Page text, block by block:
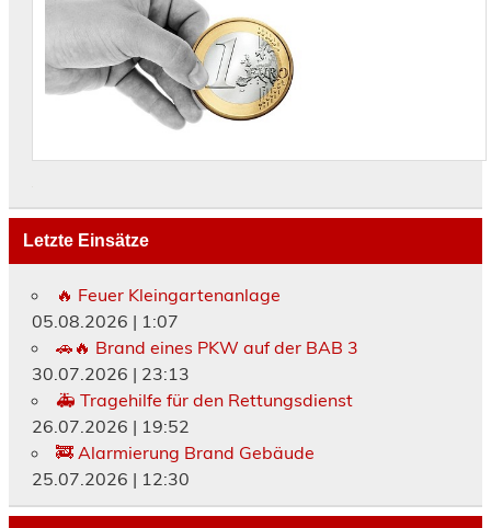
Letzte Einsätze
🔥 Feuer Kleingartenanlage
05.08.2026 | 1:07
🚗🔥 Brand eines PKW auf der BAB 3
30.07.2026 | 23:13
🚑 Tragehilfe für den Rettungsdienst
26.07.2026 | 19:52
🚒 Alarmierung Brand Gebäude
25.07.2026 | 12:30